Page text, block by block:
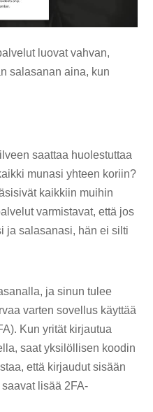
luovat vahvan,
salasanan aina, kun
saattaa huolestuttaa
munasi yhteen koriin?
kaikkiin muihin
varmistavat, että jos
ja salasanasi, hän ei silti
ja sinun tulee
varten sovellus käyttää
Kun yrität kirjautua
saat yksilöllisen koodin
että kirjaudut sisään
lisää 2FA-